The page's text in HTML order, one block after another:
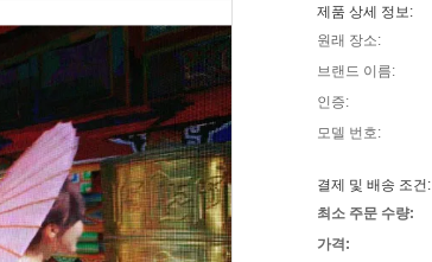
제품 상세 정보:
원래 장소:
브랜드 이름:
인증:
모델 번호:
결제 및 배송 조건:
최소 주문 수량:
가격: